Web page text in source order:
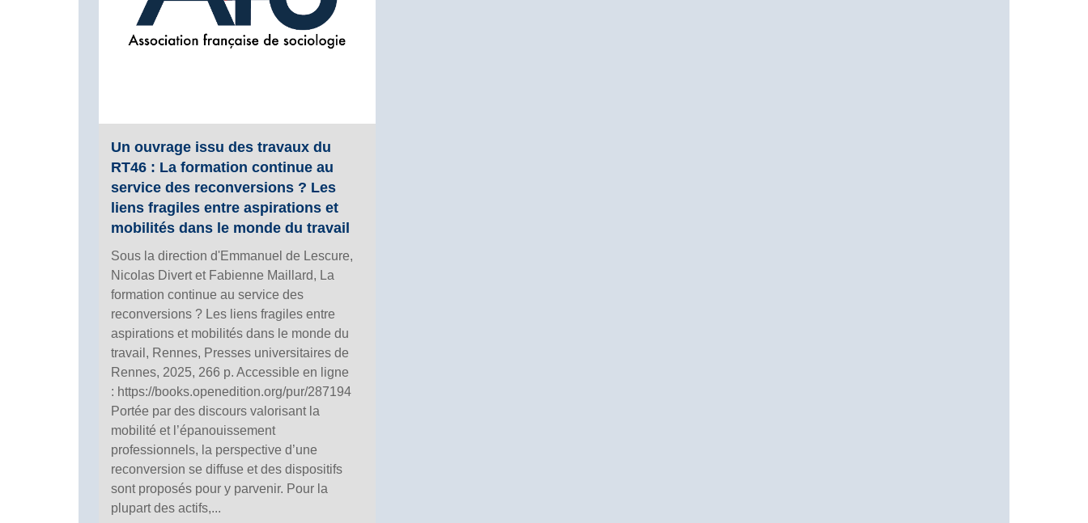
Un ouvrage issu des travaux du
RT46 : La formation continue au
service des reconversions ? Les
liens fragiles entre aspirations et
mobilités dans le monde du travail
Sous la direction d'Emmanuel de Lescure,
Nicolas Divert et Fabienne Maillard, La
formation continue au service des
reconversions ? Les liens fragiles entre
aspirations et mobilités dans le monde du
travail, Rennes, Presses universitaires de
Rennes, 2025, 266 p. Accessible en ligne
: https://books.openedition.org/pur/287194
Portée par des discours valorisant la
mobilité et l’épanouissement
professionnels, la perspective d’une
reconversion se diffuse et des dispositifs
sont proposés pour y parvenir. Pour la
plupart des actifs,...